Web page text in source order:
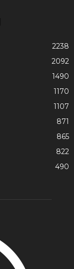
2238
2092
1490
1170
1107
871
865
822
490